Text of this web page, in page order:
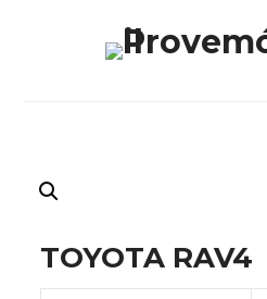
TOYOTA RAV4